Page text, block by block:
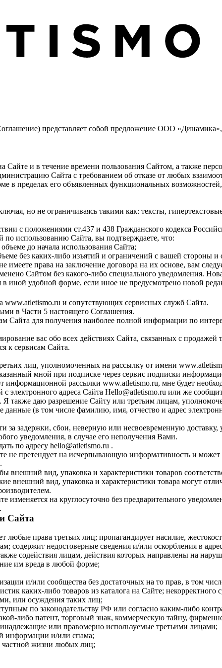
представляет собой предложение ООО
и в течение времени пользования Сайтом, а также
Сайта с требованием об отказе от любых
в пределах его объявленных функциональных
но не ограничиваясь такими как: тексты,
с положениями ст.437 и 438 Гражданского кодекса
использованию Сайта, вы подтверждаете, что:
до начала использования Сайта;
без каких-либо изъятий и ограничений с вашей стороны и
права на заключение договора на их основе, вам
Сайтом без какого-либо специального уведомления.
иной удобной форме, если иное не предусмотрено новой
www.atletismo.ru и сопутствующих сервисных служб Сайта.
в Части 5 настоящего Соглашения.
Сайта для получения наиболее полной информации по
вас обо всех действиях Сайта, связанных с продажей
к сервисам Сайта.
лиц, уполномоченных на рассылку от имени
мной при подписке через сервис подписки
информационной рассылки www.atletismo.ru, мне будет
электронного адреса Сайта Hello@atletismo.ru или же
также даю разрешение Сайту или третьим лицам,
данные (в том числе фамилию, имя, отчество и адрес
за задержки, сбои, неверную или несвоевременную
уведомления, в случае его неполучения Вами.
по адресу hello@atletismo.ru .
не претендует на исчерпывающую информативность и может
внешний вид, упаковка и характеристики товаров
внешний вид, упаковка и характеристики товара могут
на круглосуточно без предварительного
Сайта
любые права третьих лиц; пропагандирует насилие,
содержит недостоверные сведения и/или оскорбления в
содействия лицам, действия которых направлены на
им вреда в любой форме;
и/или сообщества без достаточных на то прав, в том
каких-либо товаров из каталога на Сайте;
или осуждения таких лиц;
по законодательству РФ или согласно каким-либо
либо патент, торговый знак, коммерческую тайну,
или правомерно используемые третьими лицами;
информации и/или спама;
частной жизни любых лиц;